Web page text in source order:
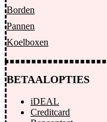
Borden
Pannen
Koelboxen
BETAALOPTIES
iDEAL
Creditcard